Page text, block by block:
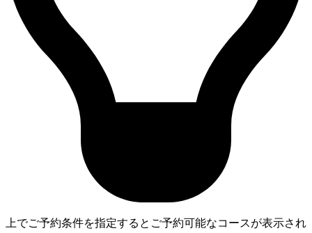
上でご予約条件を指定するとご予約可能なコースが表示され